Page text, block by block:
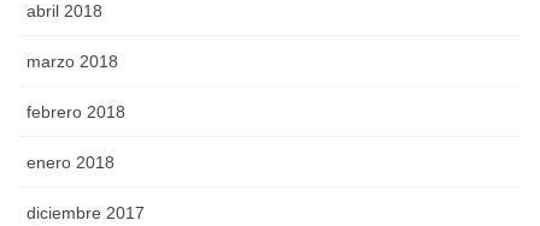
abril 2018
marzo 2018
febrero 2018
enero 2018
diciembre 2017